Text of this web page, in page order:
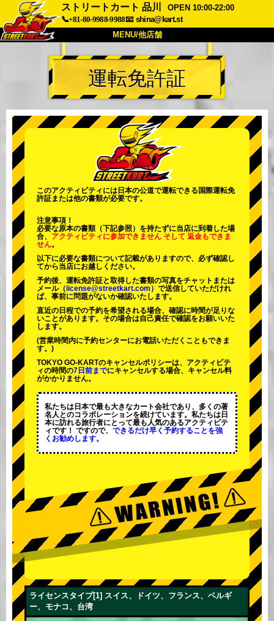
ストリートカート 品川
OPEN 10:00-22:00
📞+81-80-9988-9988📧 shina@kart.st
MENU/他店舗
トップ
概要 車両 価格
会社 予約
他店舗
東京 秋葉原 #2 東京 渋谷
東京 渋谷アネックス
東京 浅草 大阪
運転免許証
このアクティビティには日本の公道で運転できる国際運転免
許証または他の書類が必要です。
注意事項！
必要な原本の書類（下記参照）を持たずに当店に到着した場
合、 アクティビティに参加できません そして 返金もできま
せん。
以下に必要な書類について記載がありますので、必ず確認し
てから当店にお越しください。
予約後、運転免許証と取得した書類の写真をチャットまたは
メール（ license@streetkart.com ）で送信していただけれ
ば、事前に問題がないか確認いたします。
直近の日程での予約を希望される場合、確認に時間が足りな
いことがあります。その場合は自己責任で確認をお願いいた
します。
(営業時間内に予約センターにお電話いただくこともできま
す。)
TOKYO GO-KARTのキャンセルポリシーは、アクティビテ
ィの時間の7日前までにキャンセルする場合、キャンセル料
がかかりません。
私たちは日本で最も大きなカート会社であり、 多くの著
名人 とのコラボレーションを続けています。私たちは日
本に訪れる旅行者にとって最も人気のあるアクティビテ
ィです！ ですので、 できるだけ早く予約することを強
くお勧めします。
ライセンスタイプ[1] スイス、ドイツ、フランス、ベルギ
ー、モナコ、台湾